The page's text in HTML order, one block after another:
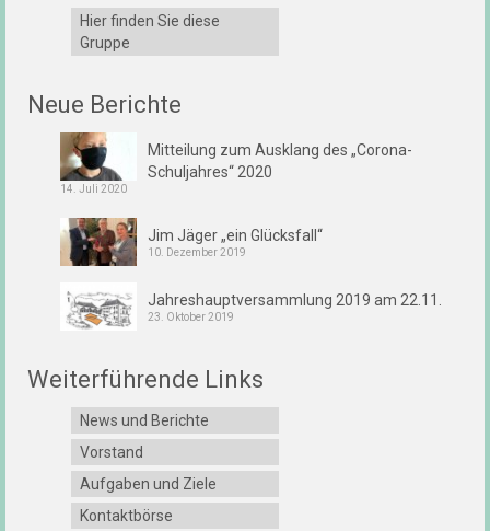
Hier finden Sie diese
Gruppe
Neue Berichte
Mitteilung zum Ausklang des „Corona-
Schuljahres“ 2020
14. Juli 2020
Jim Jäger „ein Glücksfall“
10. Dezember 2019
Jahreshauptversammlung 2019 am 22.11.
23. Oktober 2019
Weiterführende Links
News und Berichte
Vorstand
Aufgaben und Ziele
Kontaktbörse